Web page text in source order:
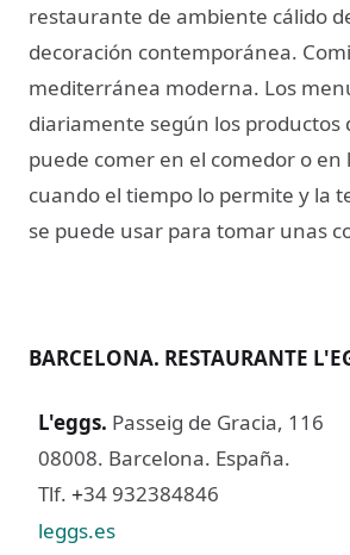
restaurante de ambiente cálido
decoración contemporánea.
mediterránea moderna. Los
diariamente según los productos
puede comer en el comedor o en
cuando el tiempo lo permite y la
se puede usar para tomar unas
BARCELONA. RESTAURANTE
L'eggs. Passeig de Gracia, 116
08008. Barcelona. España.
Tlf. +34 932384846
leggs.es